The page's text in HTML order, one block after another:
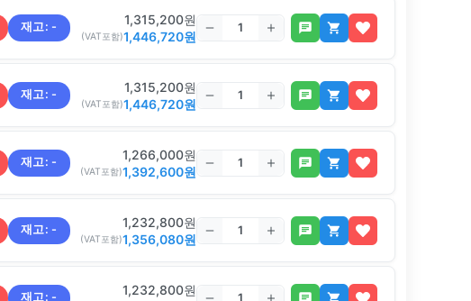
재고: - 1,315,200원
(VAT포함)1,446,720원
재고: - 1,315,200원
(VAT포함)1,446,720원
재고: - 1,266,000원
(VAT포함)1,392,600원
재고: - 1,232,800원
(VAT포함)1,356,080원
재고: - 1,232,800원